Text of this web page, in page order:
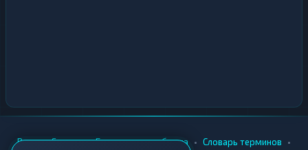
Вики • Города • Безопасность обмена • Словарь терминов •